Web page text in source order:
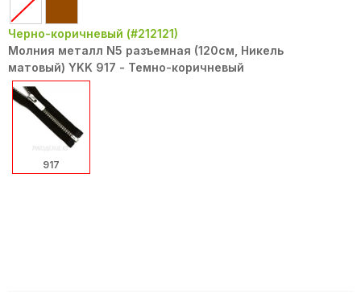
Черно-коричневый (#212121)
Молния металл N5 разъемная (120см, Никель
матовый) YKK 917 - Темно-коричневый
917